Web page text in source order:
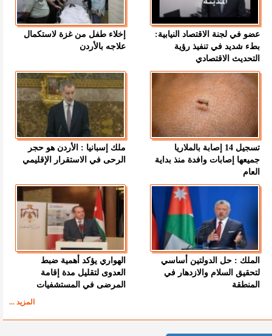
عضو في لجنة الاقتصاد النيابية:
بطء شديد في تنفيذ رؤية
التحديث الاقتصادي
إخلاء طفل من غزة لاستكمال
علاجه بالأردن
تسجيل 14 إصابة بالملاريا
جميعها إصابات وافدة منذ بداية
العام
ملك إسبانيا : الأردن هو حجر
الرحى في الاستقرار الإقليمي
الملك : حل الدولتين أساسي
لتحقيق السلام والازدهار في
المنطقة
الهواري يؤكد أهمية ضبط
العدوى لتقليل مدة إقامة
المرضى في المستشفيات
المزيد ...